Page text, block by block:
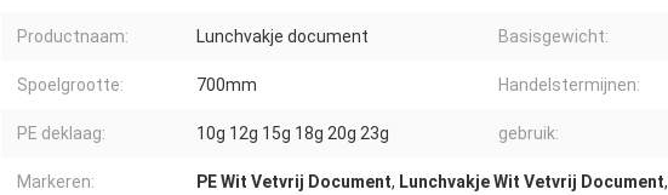
Productnaam: Lunchvakje document Basisgewicht:
Spoelgrootte: 700mm Handelstermijnen:
PE deklaag: 10g 12g 15g 18g 20g 23g gebruik:
Markeren: PE Wit Vetvrij Document, Lunchvakje Wit Vetvrij Document,